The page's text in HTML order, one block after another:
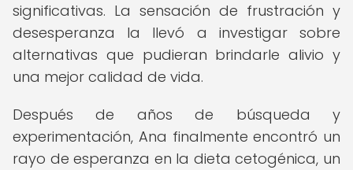
significativas. La sensación de frustración y
desesperanza la llevó a investigar sobre
alternativas que pudieran brindarle alivio y
una mejor calidad de vida.
Después de años de búsqueda y
experimentación, Ana finalmente encontró un
rayo de esperanza en la dieta cetogénica, un